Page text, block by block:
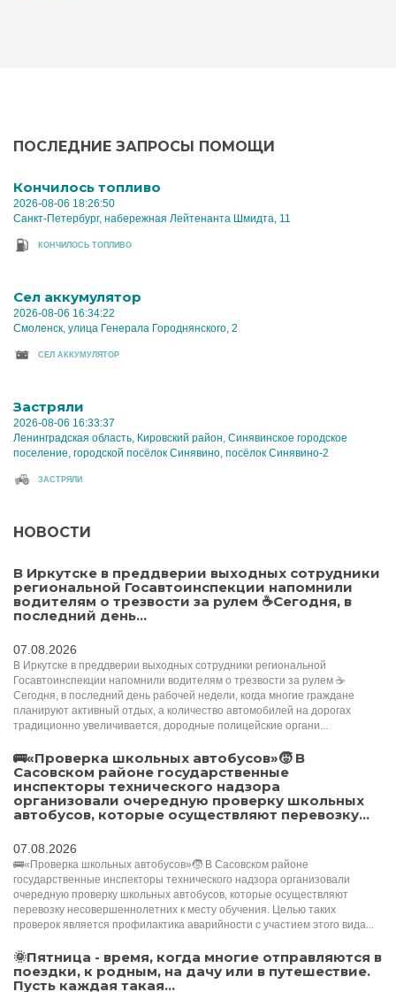
ПОСЛЕДНИЕ ЗАПРОСЫ ПОМОЩИ
Кончилось топливо
2026-08-06 18:26:50
Санкт-Петербург, набережная Лейтенанта Шмидта, 11
КОНЧИЛОСЬ ТОПЛИВО
Cел аккумулятор
2026-08-06 16:34:22
Смоленск, улица Генерала Городнянского, 2
CЕЛ АККУМУЛЯТОР
Застряли
2026-08-06 16:33:37
Ленинградская область, Кировский район, Синявинское городское
поселение, городской посёлок Синявино, посёлок Синявино-2
ЗАСТРЯЛИ
НОВОСТИ
В Иркутске в преддверии выходных сотрудники
региональной Госавтоинспекции напомнили
водителям о трезвости за рулем ☕️Сегодня, в
последний день...
07.08.2026
В Иркутске в преддверии выходных сотрудники региональной
Госавтоинспекции напомнили водителям о трезвости за рулем ☕️
Сегодня, в последний день рабочей недели, когда многие граждане
планируют активный отдых, а количество автомобилей на дорогах
традиционно увеличивается, дородные полицейские органи...
🚌«Проверка школьных автобусов»🧒 В
Сасовском районе государственные
инспекторы технического надзора
организовали очередную проверку школьных
автобусов, которые осуществляют перевозку...
07.08.2026
🚌«Проверка школьных автобусов»🧒 В Сасовском районе
государственные инспекторы технического надзора организовали
очередную проверку школьных автобусов, которые осуществляют
перевозку несовершеннолетних к месту обучения. Целью таких
проверок является профилактика аварийности с участием этого вида...
🌞Пятница - время, когда многие отправляются в
поездки, к родным, на дачу или в путешествие.
Пусть каждая такая...